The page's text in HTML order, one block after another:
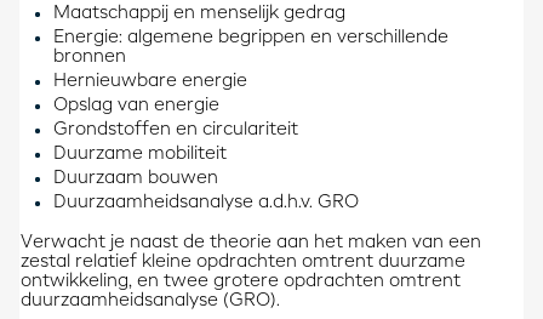
Maatschappij en menselijk gedrag
Energie: algemene begrippen en verschillende
bronnen
Hernieuwbare energie
Opslag van energie
Grondstoffen en circulariteit
Duurzame mobiliteit
Duurzaam bouwen
Duurzaamheidsanalyse a.d.h.v. GRO
Verwacht je naast de theorie aan het maken van een
zestal relatief kleine opdrachten omtrent duurzame
ontwikkeling, en twee grotere opdrachten omtrent
duurzaamheidsanalyse (GRO).